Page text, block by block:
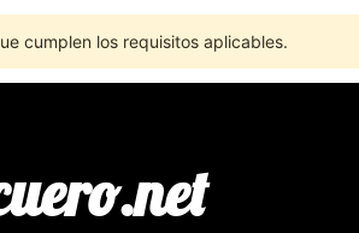
cumplen los requisitos aplicables.